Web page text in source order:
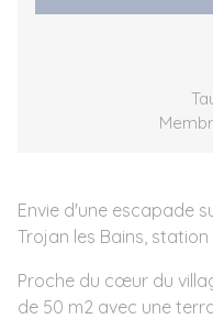
Envie d'une escapade
Trojan les Bains,
Proche du cœur du
de 50 m2 avec une